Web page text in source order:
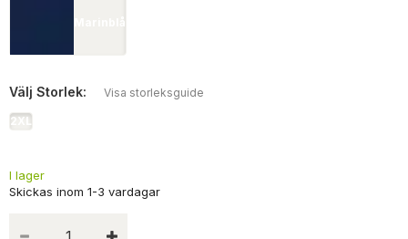
Marinblå
Välj Storlek: Visa storleksguide
2XL
I lager